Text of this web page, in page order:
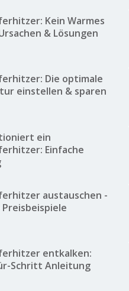
Kein Warmes
& Lösungen
Die optimale
einstellen & sparen
ein
Einfache
austauschen -
entkalken:
Schritt Anleitung